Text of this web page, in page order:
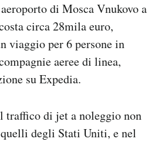
di Mosca Vnukovo a
circa 28mila euro,
viaggio per 6 persone in
aeree di linea,
su Expedia.
di jet a noleggio non
degli Stati Uniti, e nel